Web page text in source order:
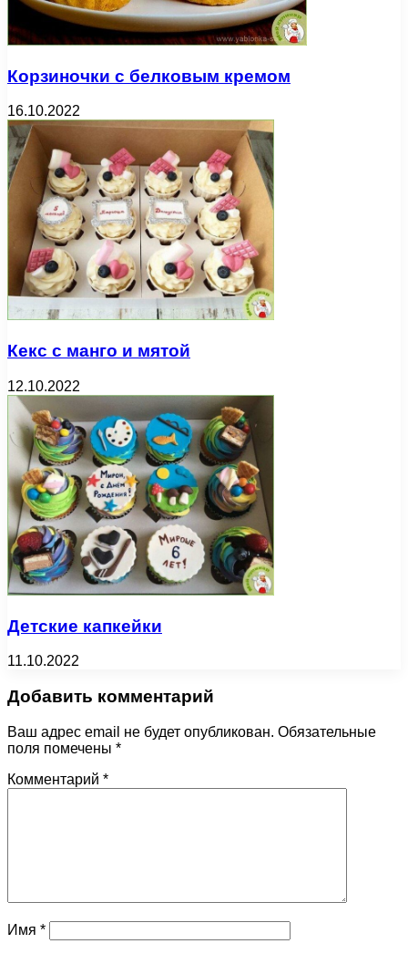
Корзиночки с белковым кремом
16.10.2022
Кекс с манго и мятой
12.10.2022
Детские капкейки
11.10.2022
Добавить комментарий
Ваш адрес email не будет опубликован. Обязательные
поля помечены *
Комментарий *
Имя *